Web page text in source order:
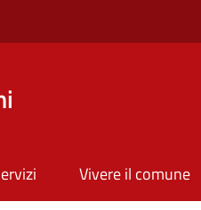
Vivere il comune